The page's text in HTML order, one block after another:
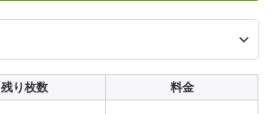
残り枚数 料金